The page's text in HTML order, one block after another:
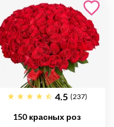
4.5 (237)
150 красных роз